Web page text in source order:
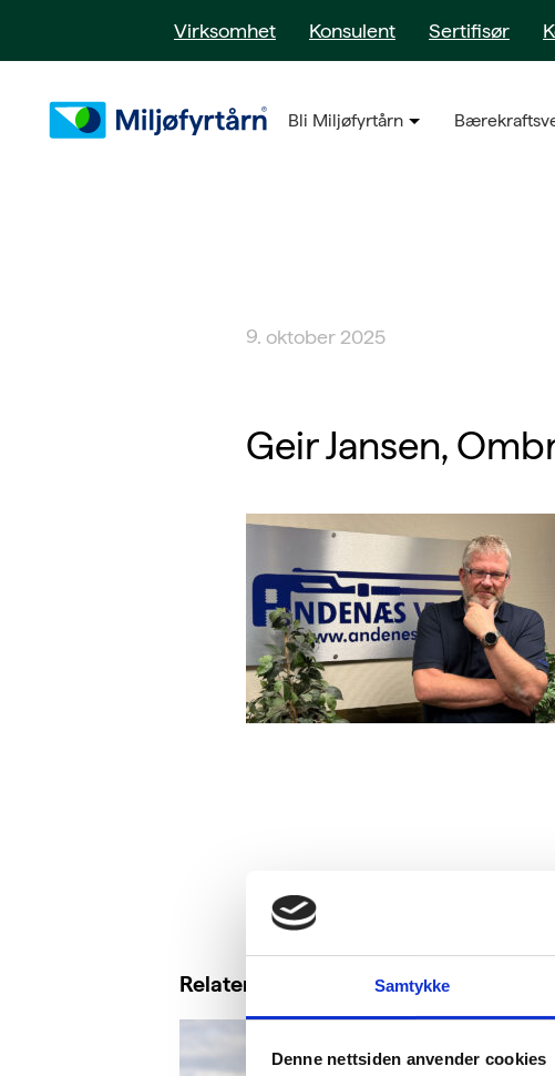
Samtykke
Denne nettsiden anvender cookies
Virksomhet Konsulent Sertifisør
Bli Miljøfyrtårn
9. oktober 2025
Geir Jansen,
Relaterte saker